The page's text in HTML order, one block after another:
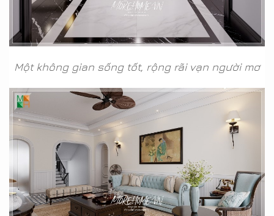
Một không gian sống tốt, rộng rãi vạn người mơ